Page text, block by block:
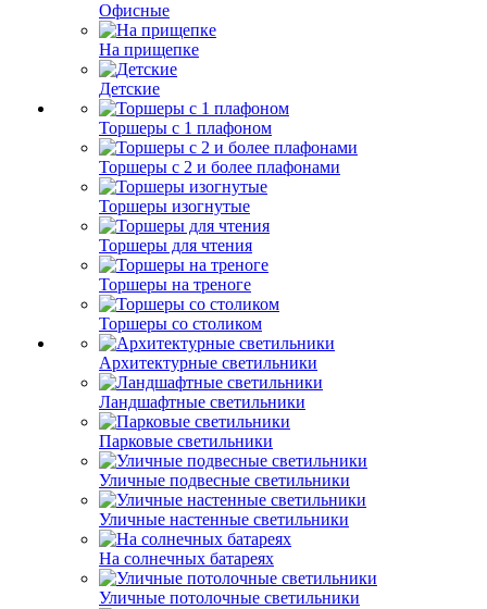
Офисные
На прищепке
Детские
Торшеры с 1 плафоном
Торшеры с 2 и более плафонами
Торшеры изогнутые
Торшеры для чтения
Торшеры на треноге
Торшеры со столиком
Архитектурные светильники
Ландшафтные светильники
Парковые светильники
Уличные подвесные светильники
Уличные настенные светильники
На солнечных батареях
Уличные потолочные светильники